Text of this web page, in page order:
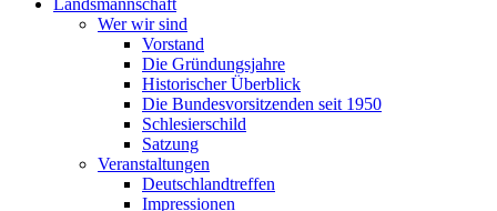
Landsmannschaft
Wer wir sind
Vorstand
Die Gründungsjahre
Historischer Überblick
Die Bundesvorsitzenden seit 1950
Schlesierschild
Satzung
Veranstaltungen
Deutschlandtreffen
Impressionen